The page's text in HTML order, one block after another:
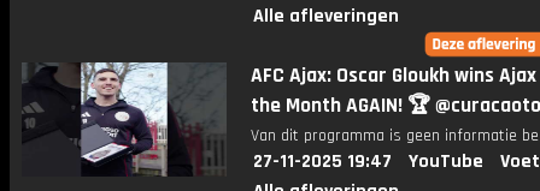
Alle afleveringen
AFC Ajax: Oscar Gloukh wins
the Month AGAIN! 🏆
Van dit programma is geen informatie
27-11-2025 19:47 YouTube